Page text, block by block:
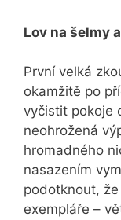
Lov na šelmy
První velká
okamžitě po
vyčistit pokoje
neohrožená
hromadného
nasazením
podotknout,
exempláře –